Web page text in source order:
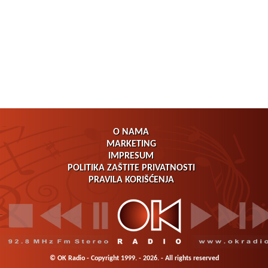
O NAMA
MARKETING
IMPRESUM
POLITIKA ZAŠTITE PRIVATNOSTI
PRAVILA KORIŠĆENJA
© OK Radio - Copyright 1999. - 2026. - All rights reserved